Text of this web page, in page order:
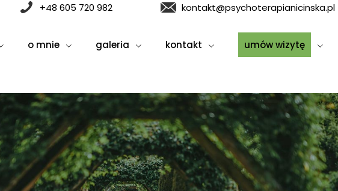
+48 605 720 982 kontakt@psychoterapianicinska.pl
o mnie galeria kontakt umów wizytę